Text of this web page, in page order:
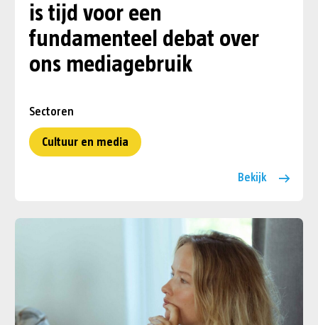
is tijd voor een
fundamenteel debat over
ons mediagebruik
Sectoren
Cultuur en media
Bekijk